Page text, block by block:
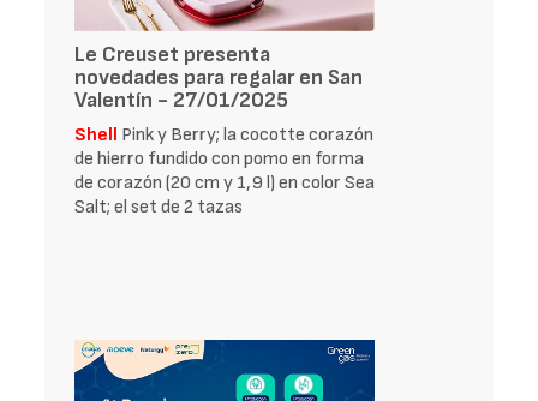
Le Creuset presenta
novedades para regalar en San
Valentín - 27/01/2025
Shell Pink y Berry; la cocotte corazón
de hierro fundido con pomo en forma
de corazón (20 cm y 1,9 l) en color Sea
Salt; el set de 2 tazas